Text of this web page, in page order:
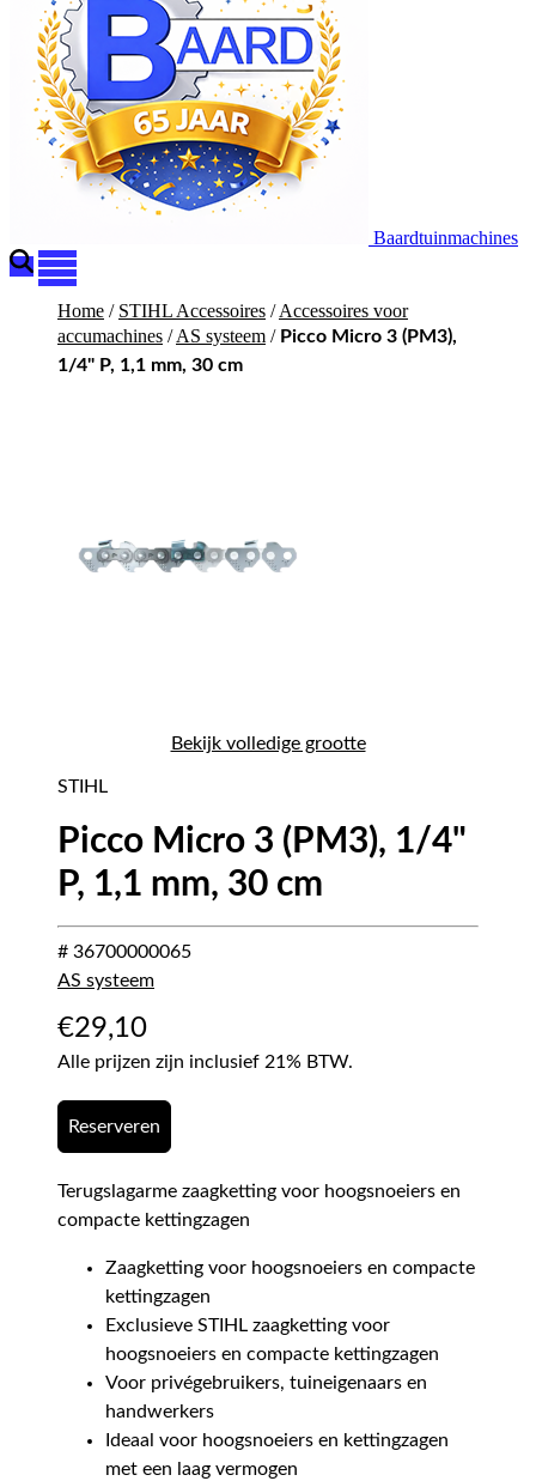
Baardtuinmachines
Home / STIHL Accessoires /Accessoires voor
accumachines /AS systeem / Picco Micro 3 (PM3),
1/4" P, 1,1 mm, 30 cm
Bekijk volledige grootte
STIHL
Picco Micro 3 (PM3), 1/4"
P, 1,1 mm, 30 cm
# 36700000065
AS systeem
€29,10
Alle prijzen zijn inclusief 21% BTW.
Reserveren
Terugslagarme zaagketting voor hoogsnoeiers en
compacte kettingzagen
Zaagketting voor hoogsnoeiers en compacte
kettingzagen
Exclusieve STIHL zaagketting voor
hoogsnoeiers en compacte kettingzagen
Voor privégebruikers, tuineigenaars en
handwerkers
Ideaal voor hoogsnoeiers en kettingzagen
met een laag vermogen